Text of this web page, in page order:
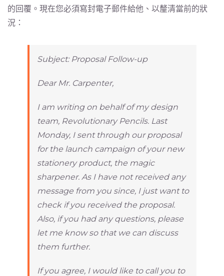
的回覆。現在您必須寫封電子郵件給他、以釐清當前的狀
況：
Subject: Proposal Follow-up
Dear Mr. Carpenter,
I am writing on behalf of my design
team, Revolutionary Pencils. Last
Monday, I sent through our proposal
for the launch campaign of your new
stationery product, the magic
sharpener. As I have not received any
message from you since, I just want to
check if you received the proposal.
Also, if you had any questions, please
let me know so that we can discuss
them further.
If you agree, I would like to call you to